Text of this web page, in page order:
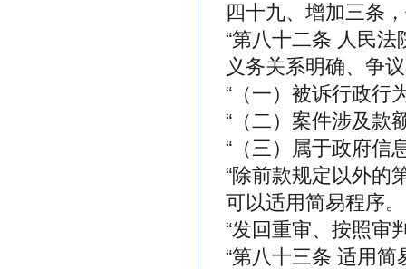
四十九、增加三条
“第八十二条 人民
义务关系明确、争
“（一）被诉行政行
“（二）案件涉及款
“（三）属于政府信
“除前款规定以外的
可以适用简易程序。
“发回重审、按照审
“第八十三条 适用